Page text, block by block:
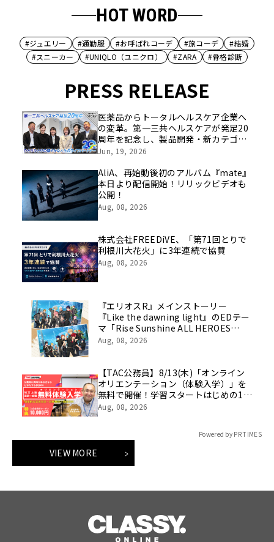
HOT WORD
#ジュエリー #通勤服 #お呼ばれコーデ #旅コーデ
#結婚
#スニーカー
#UNIQLO（ユニクロ） #ZARA #骨格診断
PRESS RELEASE
医薬品からトータルヘルスケア企業へ
の変革。第一三共ヘルスケアが発足20
周年を記念し、製品開発・新カテゴリ
挑戦の舞台や旧社統合時のエピソード
像を公開！
Jun, 19, 2026
AliA、再始動後初のアルバム『mate』
本日より配信開始！リリックビデオも
公開！
Aug, 08, 2026
株式会社FREEDiVE、「第71回とりで
利根川大花火」に3年連続で協賛
Aug, 08, 2026
『エリオスR』メインストーリー
『Like the dawning light』のEDテー
マ「Rise Sunshine ALL HEROES
Ver.」がフルサイズ配信決定！
Aug, 08, 2026
【TAC公務員】8/13(木)「オンライン
オリエンテーション（体験入学）」を
無料で開催！学習スタートはじめの1
歩！
Aug, 08, 2026
Powered by PR TIMES
VIEW MORE